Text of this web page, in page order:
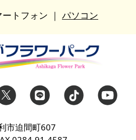
ートフォン ｜ パソコン
市迫間町607